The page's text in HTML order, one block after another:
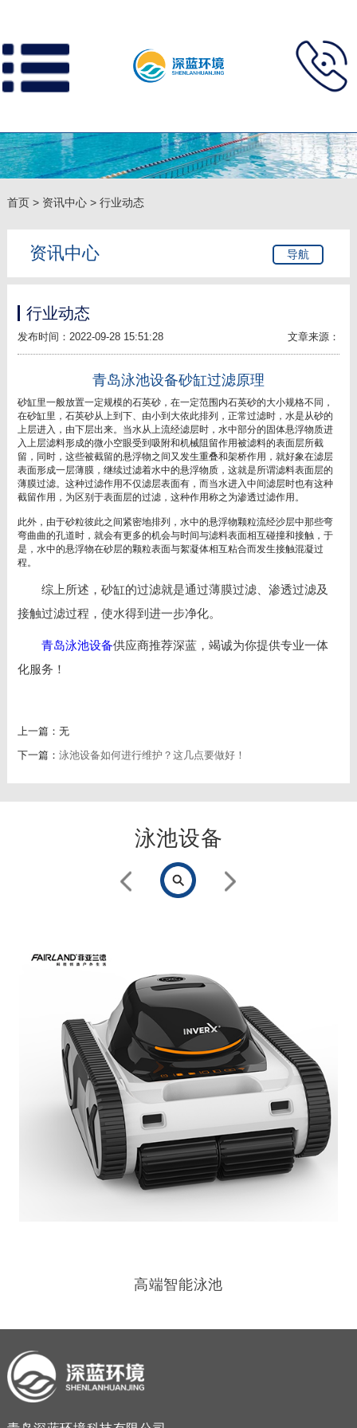
首页> 资讯中心> 行业动态
资讯中心 导航
行业动态
发布时间：2022-09-28 15:51:28 文章来源：
青岛泳池设备砂缸过滤原理
砂缸里一般放置一定规模的石英砂，在一定范围内石英砂的大小规格不同，
在砂缸里，石英砂从上到下、由小到大依此排列，正常过滤时，水是从砂的
上层进入，由下层出来。当水从上流经滤层时，水中部分的固体悬浮物质进
入上层滤料形成的微小空眼受到吸附和机械阻留作用被滤料的表面层所截
留，同时，这些被截留的悬浮物之间又发生重叠和架桥作用，就好象在滤层
表面形成一层薄膜，继续过滤着水中的悬浮物质，这就是所谓滤料表面层的
薄膜过滤。这种过滤作用不仅滤层表面有，而当水进入中间滤层时也有这种
截留作用，为区别于表面层的过滤，这种作用称之为渗透过滤作用。
此外，由于砂粒彼此之间紧密地排列，水中的悬浮物颗粒流经沙层中那些弯
弯曲曲的孔道时，就会有更多的机会与时间与滤料表面相互碰撞和接触，于
是，水中的悬浮物在砂层的颗粒表面与絮凝体相互粘合而发生接触混凝过
程。
综上所述，砂缸的过滤就是通过薄膜过滤、渗透过滤及
接触过滤过程，使水得到进一步净化。
青岛泳池设备供应商推荐深蓝，竭诚为你提供专业一体
化服务！
上一篇：无
下一篇： 泳池设备如何进行维护？这几点要做好！
泳池设备
高端智能泳池